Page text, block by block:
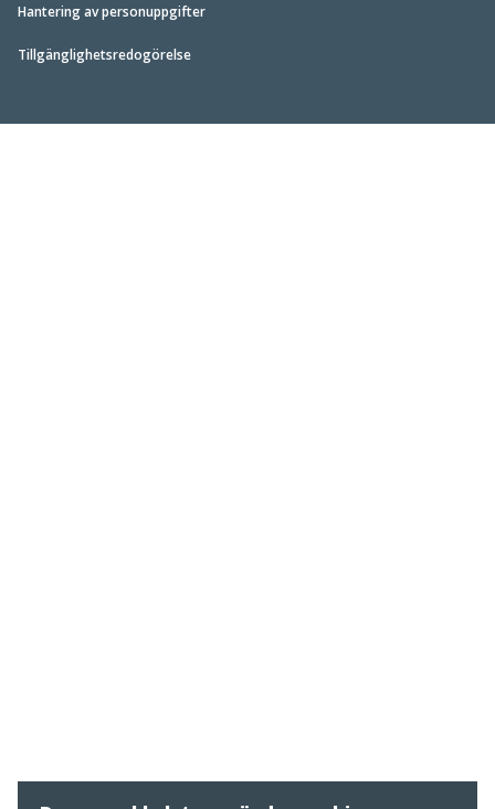
Hantering av personuppgifter
Tillgänglighetsredogörelse